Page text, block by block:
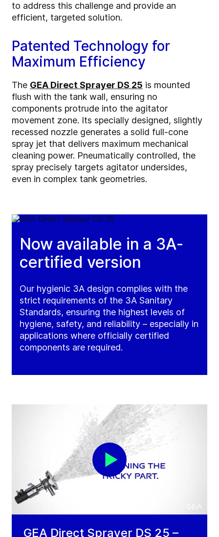
to address this challenge and provide an
efficient, targeted solution.
Patented Technology for
Maximum Efficiency
The GEA Direct Sprayer DS 25 is mounted
flush with the tank wall, ensuring no
components protrude into the agitator
movement zone. Its specially designed, slightly
recessed nozzle generates a solid full-cone
spray jet that delivers maximum mechanical
cleaning power. Pneumatically controlled, the
spray precisely targets agitator undersides,
even in complex tank geometries.
Now available in a 3A-
certified version
Our hygienic 3A design complies with the
strict requirements of the 3A Sanitary
Standards, ensuring the highest levels of
hygiene, safety, and reliability – especially in
applications where officially certified
components are required.
GEA Direct Sprayer DS 25 –